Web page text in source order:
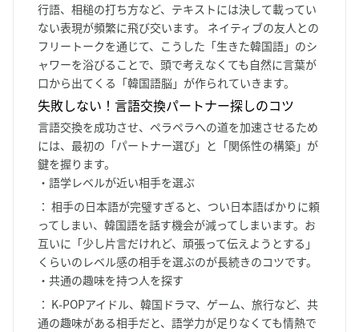
行語、相槌の打ち方など、テキストには決して載ってい
ない表現が頻繁に飛び交います。 ネイティブの友人との
フリートークを通じて、こうした「生きた韓国語」のシ
ャワーを浴びることで、頭で考えなくても自然に言葉が
口から出てくる「韓国語脳」が作られていきます。
失敗しない！言語交換パートナー探しのコツ
言語交換を成功させ、ペラペラへの道を加速させるため
には、最初の「パートナー選び」と「関係性の構築」が
鍵を握ります。
・語学レベルが近い相手を選ぶ
： 相手の日本語が完璧すぎると、つい日本語ばかりに頼
ってしまい、韓国語を話す機会が減ってしまいます。お
互いに「少し片言だけれど、頑張って伝えようとする」
くらいのレベル感の相手を選ぶのが長続きのコツです。
・共通の趣味を持つ人を探す
： K-POPアイドル、韓国ドラマ、ゲーム、旅行など、共
通の趣味がある相手だと、語学力が足りなくても情熱で